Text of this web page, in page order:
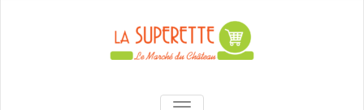
La Superette –
AFFICHER/MASQUER LA